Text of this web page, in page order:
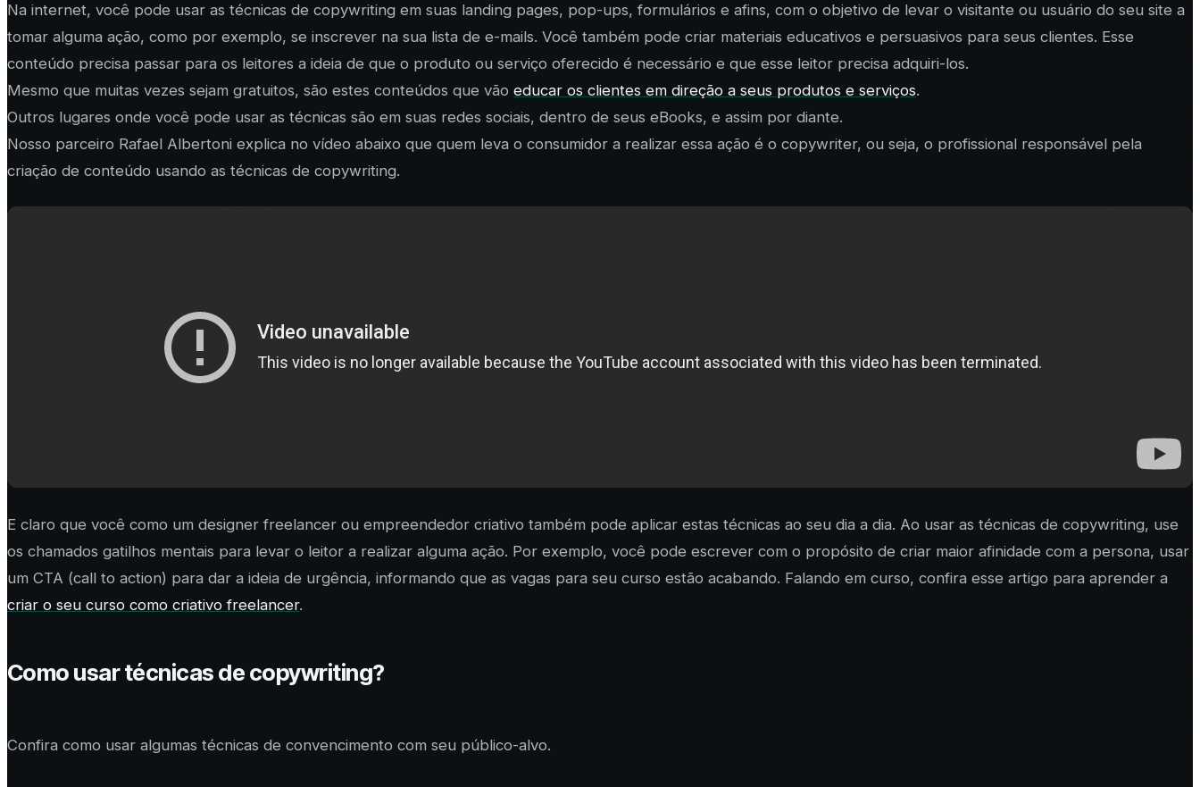
Na internet, você pode usar as técnicas de copywriting em suas landing pages, pop-ups, formulários e afins, com o objetivo de levar o visitante ou usuário do seu site a
tomar alguma ação, como por exemplo, se inscrever na sua lista de e-mails. Você também pode criar materiais educativos e persuasivos para seus clientes. Esse
conteúdo precisa passar para os leitores a ideia de que o produto ou serviço oferecido é necessário e que esse leitor precisa adquiri-los.
Mesmo que muitas vezes sejam gratuitos, são estes conteúdos que vão educar os clientes em direção a seus produtos e serviços.
Outros lugares onde você pode usar as técnicas são em suas redes sociais, dentro de seus eBooks, e assim por diante.
Nosso parceiro Rafael Albertoni explica no vídeo abaixo que quem leva o consumidor a realizar essa ação é o copywriter, ou seja, o profissional responsável pela
criação de conteúdo usando as técnicas de copywriting.
E claro que você como um designer freelancer ou empreendedor criativo também pode aplicar estas técnicas ao seu dia a dia. Ao usar as técnicas de copywriting, use
os chamados gatilhos mentais para levar o leitor a realizar alguma ação. Por exemplo, você pode escrever com o propósito de criar maior afinidade com a persona, usar
um CTA (call to action) para dar a ideia de urgência, informando que as vagas para seu curso estão acabando. Falando em curso, confira esse artigo para aprender a
criar o seu curso como criativo freelancer.
Como usar técnicas de copywriting?
Confira como usar algumas técnicas de convencimento com seu público-alvo.